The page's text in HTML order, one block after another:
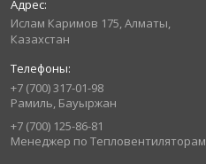
Ислам Каримов 175, Алматы,
Казахстан
+7 (700) 317-01-98
Рамиль, Бауыржан
+7 (700) 125-86-81
Менеджер по Тепловентиляторам